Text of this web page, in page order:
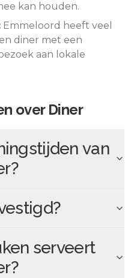
kan houden.
Emmeloord heeft veel
diner met een
aan lokale
over Diner
van
?
serveert
?